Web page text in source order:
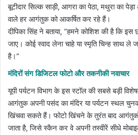
बूटीदार सिल्क साड़ी, आगरा का पेठा, मथुरा का
वाले हर आगंतुक को आकर्षित कर रहे हैं।
दीपिका सिंह ने बताया, “हमने कोशिश की है कि इस
जाए। कोई स्वाद लेना चाहे या स्मृति चिन्ह साथ ले
है।”
मंदिरों संग डिजिटल फोटो और तकनीकी नवाचार
यूपी पर्यटन विभाग के इस स्टॉल की सबसे बड़ी
आगंतुक अपनी पसंद का मंदिर या पर्यटन स्थल
खिंचवा सकते हैं। फोटो खिंचने के तुरंत बाद
जाता है, जिसे स्कैन कर वे अपनी तस्वीरें सीधे